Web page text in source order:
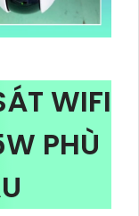
WIFI
PHÙ